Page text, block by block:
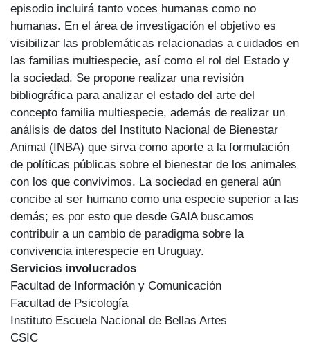
episodio incluirá tanto voces humanas como no
humanas. En el área de investigación el objetivo es
visibilizar las problemáticas relacionadas a cuidados en
las familias multiespecie, así como el rol del Estado y
la sociedad. Se propone realizar una revisión
bibliográfica para analizar el estado del arte del
concepto familia multiespecie, además de realizar un
análisis de datos del Instituto Nacional de Bienestar
Animal (INBA) que sirva como aporte a la formulación
de políticas públicas sobre el bienestar de los animales
con los que convivimos. La sociedad en general aún
concibe al ser humano como una especie superior a las
demás; es por esto que desde GAIA buscamos
contribuir a un cambio de paradigma sobre la
convivencia interespecie en Uruguay.
Servicios involucrados
Facultad de Información y Comunicación
Facultad de Psicología
Instituto Escuela Nacional de Bellas Artes
CSIC